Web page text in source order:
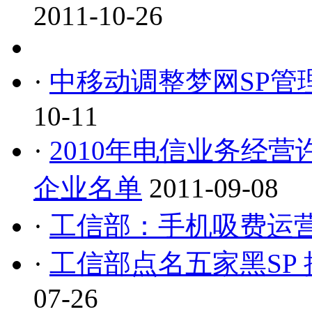
2011-10-26
· 中移动调整梦网SP管
10-11
· 2010年电信业务经营
企业名单 2011-09-08
· 工信部：手机吸费运
· 工信部点名五家黑SP
07-26